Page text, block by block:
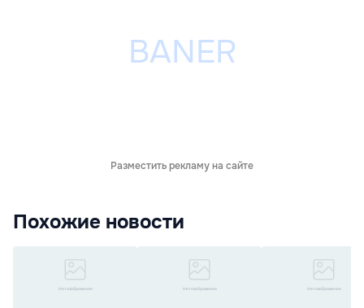
Разместить рекламу на сайте
Похожие новости